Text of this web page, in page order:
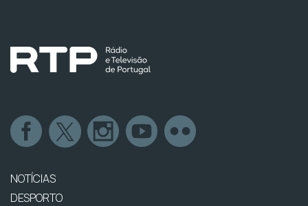
NOTÍCIAS
DESPORTO